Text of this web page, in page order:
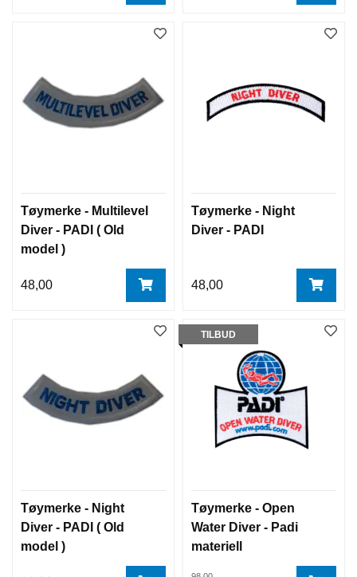
Tøymerke - Multilevel
Diver - PADI ( Old
model )
48,00
Tøymerke - Night
Diver - PADI
48,00
Tøymerke - Night
Diver - PADI ( Old
model )
TILBUD
Tøymerke - Open
Water Diver - Padi
materiell